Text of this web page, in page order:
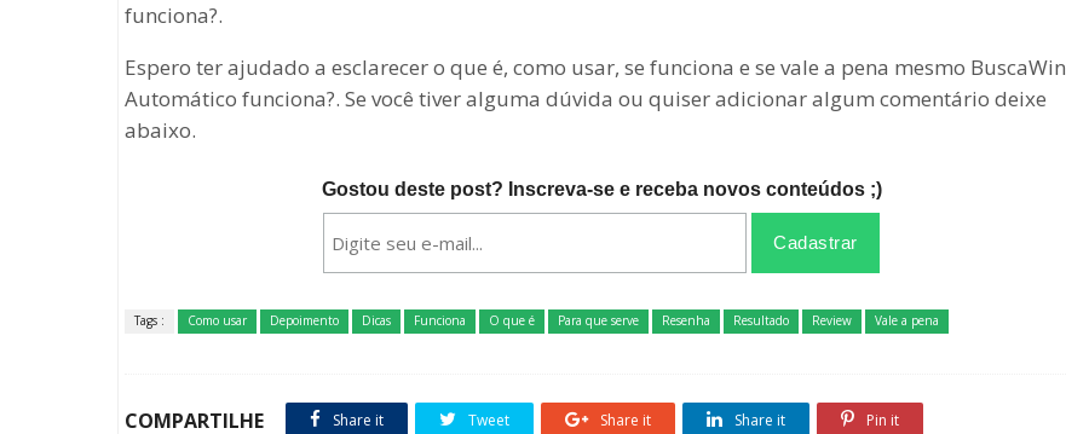
funciona?.
Espero ter ajudado a esclarecer o que é, como usar, se funciona e se vale a pena mesmo BuscaWin
Automático funciona?. Se você tiver alguma dúvida ou quiser adicionar algum comentário deixe
abaixo.
Gostou deste post? Inscreva-se e receba novos conteúdos ;)
Tags : Como usar Depoimento Dicas Funciona O que é Para que serve Resenha Resultado Review Vale a pena
COMPARTILHE Share it Tweet Share it Share it Pin it